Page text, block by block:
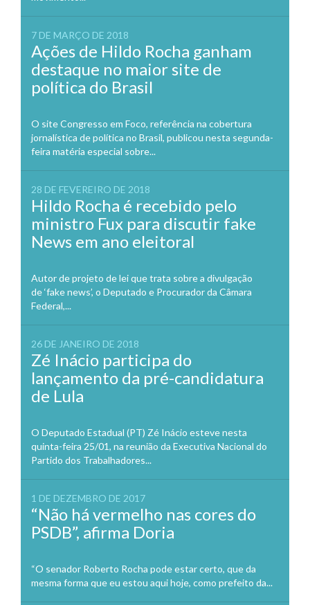
7 DE MARÇO DE 2018
Ações de Hildo Rocha ganham
destaque no maior site de
política do Brasil
O site Congresso em Foco, referência na cobertura
jornalística de política no Brasil, publicou nesta segunda-
feira matéria especial sobre...
28 DE FEVEREIRO DE 2018
Hildo Rocha é recebido pelo
ministro Fux para discutir fake
News em ano eleitoral
Autor de projeto de lei que trata sobre a divulgação
de ‘fake news’, o Deputado e Procurador da Câmara
Federal,...
26 DE JANEIRO DE 2018
Zé Inácio participa do
lançamento da pré-candidatura
de Lula
O Deputado Estadual (PT) Zé Inácio esteve nesta
quinta-feira 25/01, na reunião da Executiva Nacional do
Partido dos Trabalhadores...
1 DE DEZEMBRO DE 2017
“Não há vermelho nas cores do
PSDB”, afirma Doria
“O senador Roberto Rocha pode estar certo, que da
mesma forma que eu estou aqui hoje, como prefeito da...